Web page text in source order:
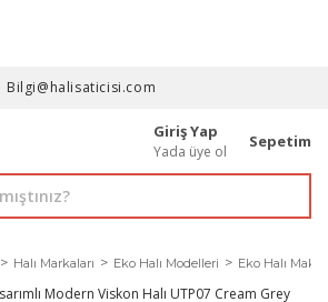
Bilgi@halisaticisi.com
Giriş Yap
Yada üye ol
Sepetim
Halı Markaları Eko Halı Modelleri Eko Halı